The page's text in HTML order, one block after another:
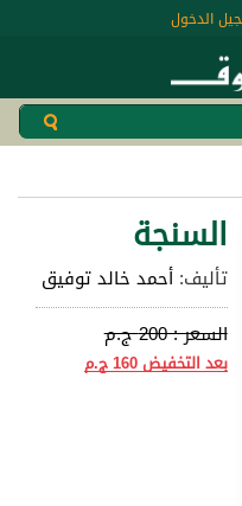
الدخول
السنجة
تأليف:أحمد خالد توفيق
السعر :200 ج.م
بعد التخفيض160 ج.م